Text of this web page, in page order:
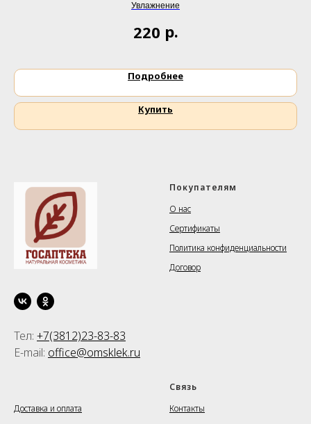
Увлажнение
220 р.
Подробнее
Купить
Тел: +7(3812)23-83-83
E-mail: office@omsklek.ru
Покупателям
О нас
Сертификаты
Политика конфиденциальности
Договор
Доставка и оплата
Связь
Контакты